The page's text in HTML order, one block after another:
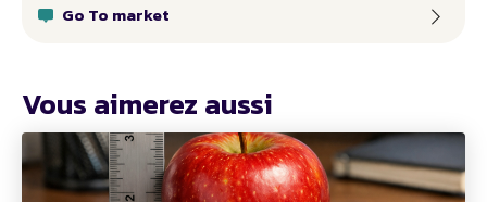
Go To market
Vous aimerez aussi